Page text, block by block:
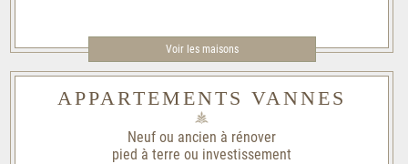
Voir les maisons
APPARTEMENTS VANNES
Neuf ou ancien à rénover
pied à terre ou investissement